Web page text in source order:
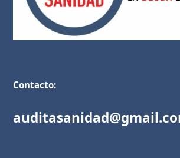
Contacto: